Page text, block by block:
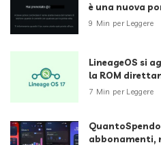
è una nuova
9 Min per Leggere
LineageOS si
la ROM
7 Min per Leggere
abbonamenti,